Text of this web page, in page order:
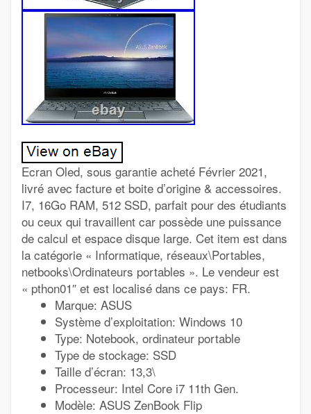
Ecran Oled, sous garantie acheté Février 2021,
livré avec facture et boite d’origine & accessoires.
I7, 16Go RAM, 512 SSD, parfait pour des étudiants
ou ceux qui travaillent car possède une puissance
de calcul et espace disque large. Cet item est dans
la catégorie « Informatique, réseaux\Portables,
netbooks\Ordinateurs portables ». Le vendeur est
« pthon01″ et est localisé dans ce pays: FR.
Marque: ASUS
Système d’exploitation: Windows 10
Type: Notebook, ordinateur portable
Type de stockage: SSD
Taille d’écran: 13,3\
Processeur: Intel Core i7 11th Gen.
Modèle: ASUS ZenBook Flip